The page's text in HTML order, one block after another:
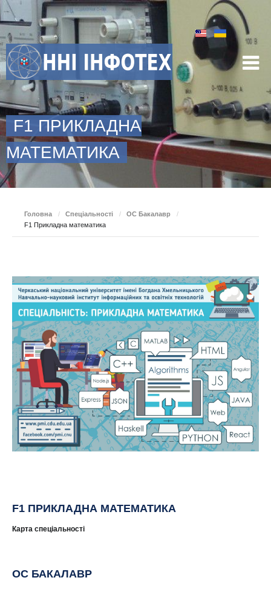
F1 ПРИКЛАДНА
МАТЕМАТИКА
Головна / Спеціальності / ОС Бакалавр
/
F1 Прикладна математика
F1 ПРИКЛАДНА МАТЕМАТИКА
Карта спеціальності
ОС БАКАЛАВР